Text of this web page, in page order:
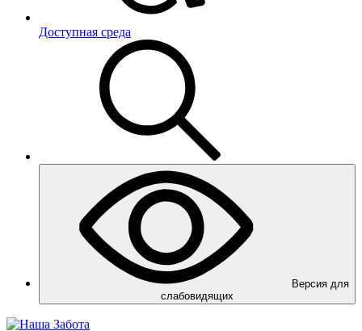
Доступная среда
Версия для
слабовидящих